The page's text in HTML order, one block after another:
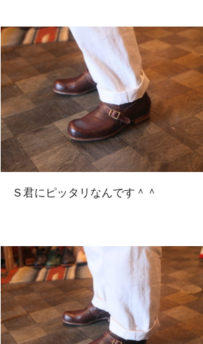
Ｓ君にピッタリなんです＾＾